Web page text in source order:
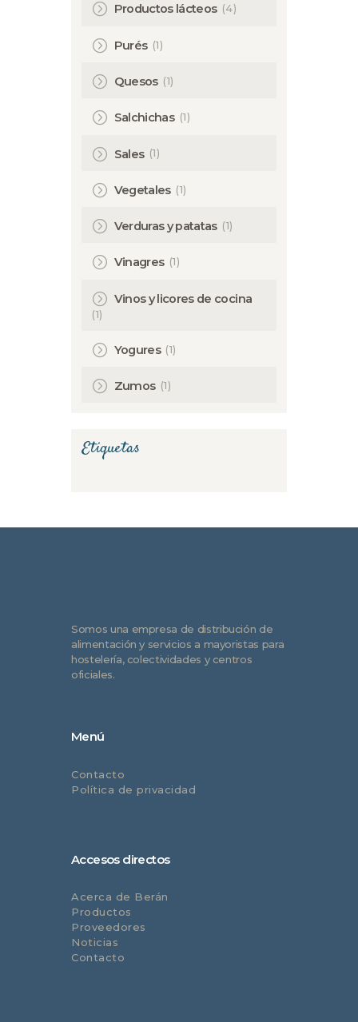
Productos lácteos (4)
Purés (1)
Quesos (1)
Salchichas (1)
Sales (1)
Vegetales (1)
Verduras y patatas (1)
Vinagres (1)
Vinos y licores de cocina
(1)
Yogures (1)
Zumos (1)
Etiquetas
Somos una empresa de distribución de
alimentación y servicios a mayoristas para
hostelería, colectividades y centros
oficiales.
Menú
Contacto
Política de privacidad
Accesos directos
Acerca de Berán
Productos
Proveedores
Noticias
Contacto